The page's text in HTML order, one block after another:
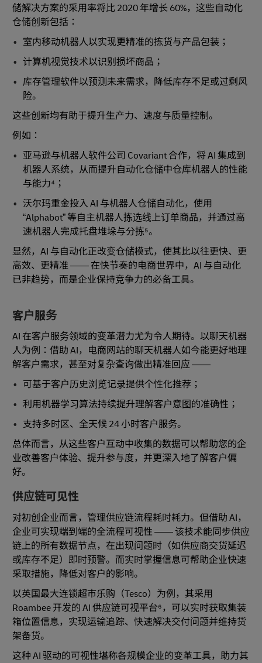
储解决方案的采用率将比 2020 年增长 60%，这些自动化
仓储创新包括：
室内移动机器人以实现更精准的拣货与产品包装；
计算机视觉技术以识别损坏商品；
库存管理软件以预测未来需求，降低库存不足或过剩风
险。
这些创新均有助于提升生产力、速度与质量控制。
例如：
亚马逊与机器人软件公司 Covariant 合作，将 AI 集成到
机器人系统，从而提升自动化仓储中仓库机器人的性能
与能力⁴；
沃尔玛重金投入 AI 与机器人仓储自动化，使用
“Alphabot” 等自主机器人拣选线上订单商品，并通过高
速机器人完成托盘堆垛与分拣⁵。
显然，AI 与自动化正改变仓储模式，使其比以往更快、更
高效、更精准 —— 在快节奏的电商世界中，AI 与自动化
已非趋势，而是企业保持竞争力的必备工具。
客户服务
AI 在客户服务领域的变革潜力尤为令人期待。以聊天机器
人为例：借助 AI，电商网站的聊天机器人如今能更好地理
解客户需求，甚至对复杂查询做出精准回应 ——
可基于客户历史浏览记录提供个性化推荐；
利用机器学习算法持续提升理解客户意图的准确性；
支持多时区、全天候 24 小时客户服务。
总体而言，从这些客户互动中收集的数据可以帮助您的企
业改善客户体验、提升参与度，并更深入地了解客户偏
好。
供应链可见性
对初创企业而言，管理供应链流程耗时耗力。但借助 AI，
企业可实现端到端的全流程可视性 —— 该技术能同步供应
链上的所有数据节点，在出现问题时（如供应商交货延迟
或库存不足）即时预警。而实时掌握信息可帮助企业快速
采取措施，降低对客户的影响。
以英国最大连锁超市乐购（Tesco）为例，其采用
Roambee 开发的 AI 供应链可视平台⁶，可以实时获取集装
箱位置信息，实现运输追踪、快速解决交付问题并维持货
架备货。
这种 AI 驱动的可视性堪称各规模企业的变革工具，助力其